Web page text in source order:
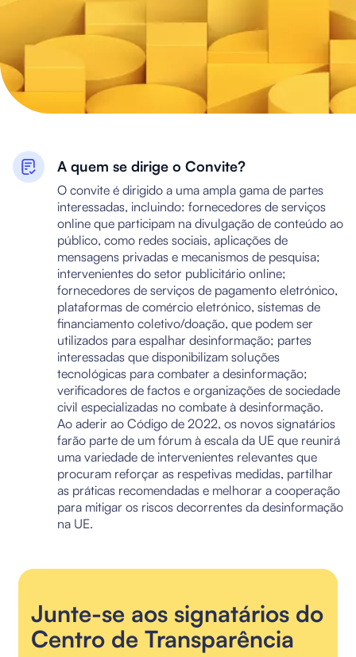
A quem se dirige o Convite?
O convite é dirigido a uma ampla gama de partes
interessadas, incluindo: fornecedores de serviços
online que participam na divulgação de conteúdo ao
público, como redes sociais, aplicações de
mensagens privadas e mecanismos de pesquisa;
intervenientes do setor publicitário online;
fornecedores de serviços de pagamento eletrónico,
plataformas de comércio eletrónico, sistemas de
financiamento coletivo/doação, que podem ser
utilizados para espalhar desinformação; partes
interessadas que disponibilizam soluções
tecnológicas para combater a desinformação;
verificadores de factos e organizações de sociedade
civil especializadas no combate à desinformação.
Ao aderir ao Código de 2022, os novos signatários
farão parte de um fórum à escala da UE que reunirá
uma variedade de intervenientes relevantes que
procuram reforçar as respetivas medidas, partilhar
as práticas recomendadas e melhorar a cooperação
para mitigar os riscos decorrentes da desinformação
na UE.
Junte-se aos signatários do
Centro de Transparência